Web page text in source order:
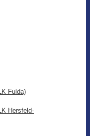
Fulda)
Hersfeld-